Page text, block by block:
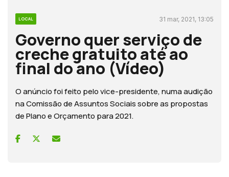
LOCAL 31 mar, 2021, 13:05
Governo quer serviço de
creche gratuito até ao
final do ano (Vídeo)
O anúncio foi feito pelo vice-presidente, numa audição
na Comissão de Assuntos Sociais sobre as propostas
de Plano e Orçamento para 2021.